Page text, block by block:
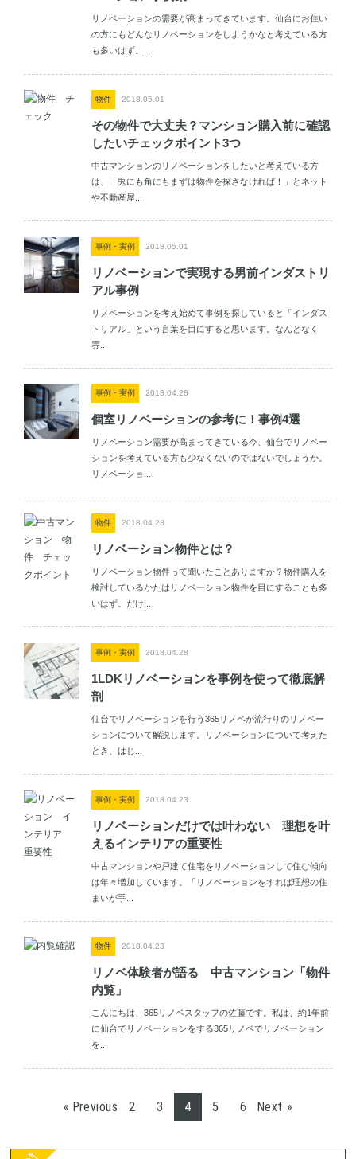
リノベーションの需要が高まってきています。仙台にお住い
の方にもどんなリノベーションをしようかなと考えている方
も多いはず。...
物件 2018.05.01
その物件で大丈夫？マンション購入前に確認
したいチェックポイント3つ
中古マンションのリノベーションをしたいと考えている方
は、「兎にも角にもまずは物件を探さなければ！」とネット
や不動産屋...
事例・実例 2018.05.01
リノベーションで実現する男前インダストリ
アル事例
リノベーションを考え始めて事例を探していると「インダス
トリアル」という言葉を目にすると思います。なんとなく
雰...
事例・実例 2018.04.28
個室リノベーションの参考に！事例4選
リノベーション需要が高まってきている今、仙台でリノベー
ションを考えている方も少なくないのではないでしょうか。
リノベーショ...
物件 2018.04.28
リノベーション物件とは？
リノベーション物件って聞いたことありますか？物件購入を
検討しているかたはリノベーション物件を目にすることも多
いはず。だけ...
事例・実例 2018.04.28
1LDKリノベーションを事例を使って徹底解
剖
仙台でリノベーションを行う365リノベが流行りのリノベー
ションについて解説します。リノベーションについて考えた
とき、はじ...
事例・実例 2018.04.23
リノベーションだけでは叶わない 理想を叶
えるインテリアの重要性
中古マンションや戸建て住宅をリノベーションして住む傾向
は年々増加しています。「リノベーションをすれば理想の住
まいが手...
物件 2018.04.23
リノベ体験者が語る 中古マンション「物件
内覧」
こんにちは、365リノベスタッフの佐藤です。私は、約1年前
に仙台でリノベーションをする365リノベでリノベーション
を...
« Previous 2 3 4 5 6 Next »